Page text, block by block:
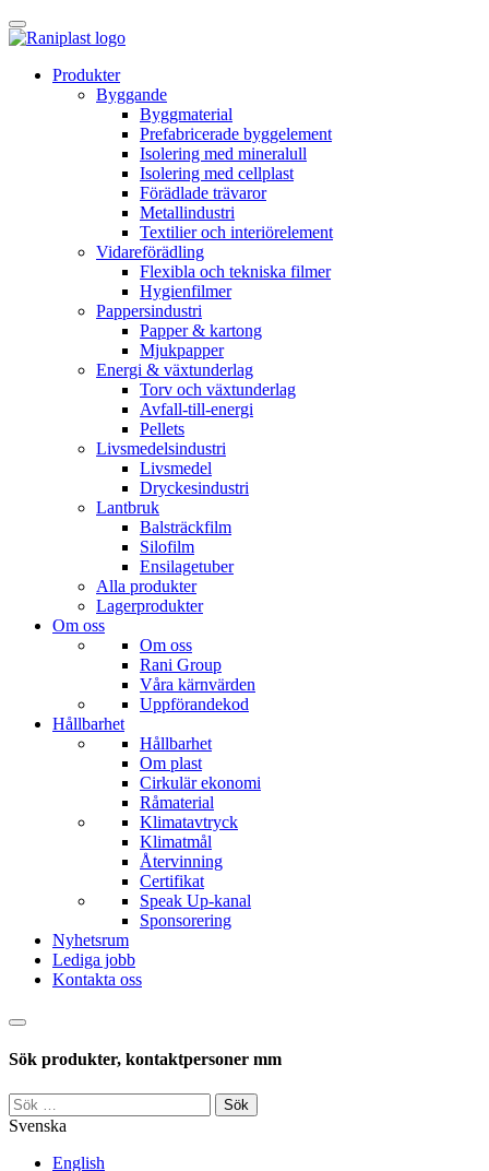
Skip
to
Produkter
Byggande
Byggmaterial
Prefabricerade byggelement
Isolering med mineralull
Isolering med cellplast
Förädlade trävaror
Metallindustri
Textilier och interiörelement
Vidareförädling
Flexibla och tekniska filmer
Hygienfilmer
Pappersindustri
Papper & kartong
Mjukpapper
Energi & växtunderlag
Torv och växtunderlag
Avfall-till-energi
Pellets
Livsmedelsindustri
Livsmedel
Dryckesindustri
Lantbruk
Balsträckfilm
Silofilm
Ensilagetuber
Alla produkter
Lagerprodukter
Om oss
Om oss
Rani Group
Våra kärnvärden
Uppförandekod
Hållbarhet
Hållbarhet
Om plast
Cirkulär ekonomi
Råmaterial
Klimatavtryck
Klimatmål
Återvinning
Certifikat
Speak Up-kanal
Sponsorering
Nyhetsrum
Lediga jobb
Kontakta oss
Sök
Sök produkter, kontaktpersoner mm
Sök
efter:
Svenska
English